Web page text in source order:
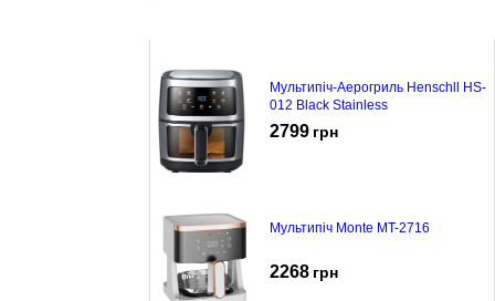
Мультипіч-Аерогриль Henschll HS-
012 Black Stainless
2799 грн
Мультипіч Monte MT-2716
2268 грн